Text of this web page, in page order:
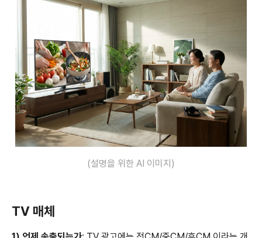
(설명을 위한 AI 이미지)
TV 매체